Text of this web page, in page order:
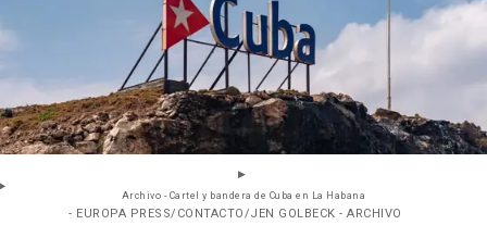
Archivo - Cartel y bandera de Cuba en La Habana
- EUROPA PRESS/CONTACTO/JEN GOLBECK - ARCHIVO